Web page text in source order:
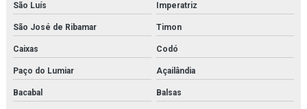
Válvula independente de pressão
Válvula proporcional
Vlt danfoss
São Luís
Imperatriz
São José de Ribamar Timon
Caixas Codó
Paço do Lumiar Açailândia
Bacabal Balsas